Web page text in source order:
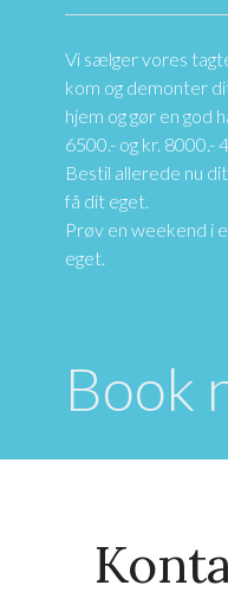
Vi sælger vores
kom og demonter
hjem og gør en god
6500.- og kr. 8000.-
Bestil allerede nu
få dit eget.
Prøv en weekend i
eget.
Book